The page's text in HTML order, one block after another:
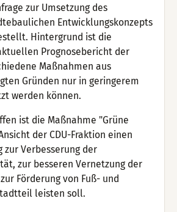
zur Umsetzung des
Entwicklungskonzepts
Hintergrund ist die
Prognosebericht der
Maßnahmen aus
Gründen nur in geringerem
werden können.
ist die Maßnahme "Grüne
der CDU-Fraktion einen
zur Verbesserung der
zur besseren Vernetzung der
Förderung von Fuß- und
leisten soll.